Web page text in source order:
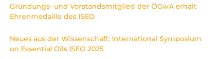
Gründungs- und Vorstandsmitglied der ÖGwA erhält
Ehrenmedaille des ISEO
Neues aus der Wissenschaft: International Symposium
on Essential Oils ISEO 2025